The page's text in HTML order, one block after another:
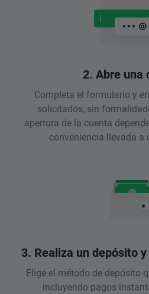
2. Abre una
Completa el formulario y
solicitados, sin
apertura de la cuenta
conveniencia llevada a
3. Realiza un depósito
Elige el método de depósito
incluyendo pagos